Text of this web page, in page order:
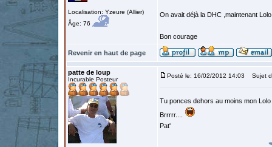
Localisation: Yzeure (Allier)
Âge: 76
On avait déjà la DHC ,maintenant
Bon courage
Revenir en haut de page
patte de loup
Incurable Posteur
Posté le: 16/02/2012 14:03 Sujet
Tu ponces dehors au moins mon Lolo
Brrrrr....
Pat'